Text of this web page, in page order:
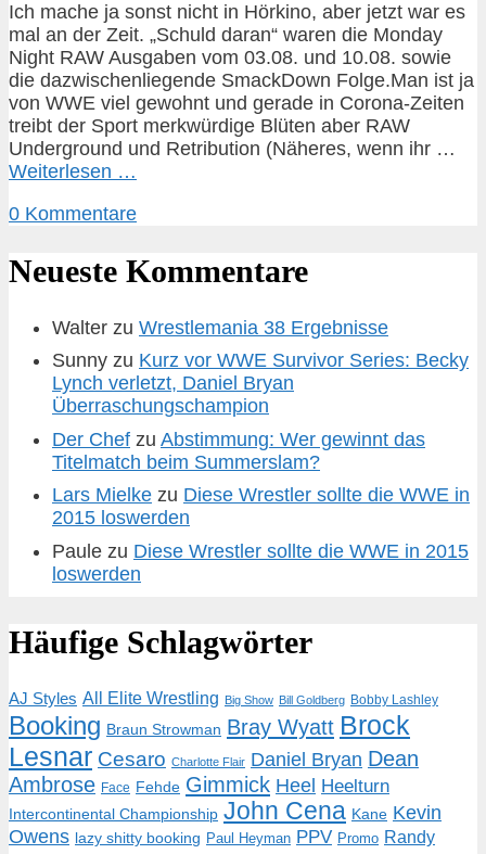
Ich mache ja sonst nicht in Hörkino, aber jetzt war es
mal an der Zeit. „Schuld daran“ waren die Monday
Night RAW Ausgaben vom 03.08. und 10.08. sowie
die dazwischenliegende SmackDown Folge.Man ist ja
von WWE viel gewohnt und gerade in Corona-Zeiten
treibt der Sport merkwürdige Blüten aber RAW
Underground und Retribution (Näheres, wenn ihr …
Weiterlesen …
0 Kommentare
Neueste Kommentare
Walter zu Wrestlemania 38 Ergebnisse
Sunny zu Kurz vor WWE Survivor Series: Becky
Lynch verletzt, Daniel Bryan
Überraschungschampion
Der Chef zu Abstimmung: Wer gewinnt das
Titelmatch beim Summerslam?
Lars Mielke zu Diese Wrestler sollte die WWE in
2015 loswerden
Paule zu Diese Wrestler sollte die WWE in 2015
loswerden
Häufige Schlagwörter
AJ Styles All Elite Wrestling Big Show Bill Goldberg Bobby Lashley
Booking Braun Strowman Bray Wyatt Brock
Lesnar Cesaro Charlotte Flair Daniel Bryan Dean
Ambrose Face Fehde Gimmick Heel Heelturn
Intercontinental Championship John Cena Kane Kevin
Owens lazy shitty booking Paul Heyman PPV Promo Randy